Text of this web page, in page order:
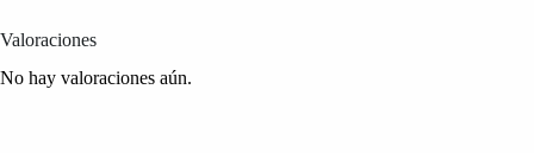
Valoraciones
No hay valoraciones aún.